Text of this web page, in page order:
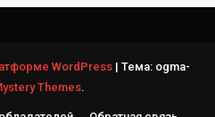
WordPress | Тема: ogma-
Themes.